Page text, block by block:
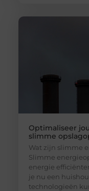
Optimaliseer
slimme
Wat zijn slimme
Slimme
energie
je nu een
technologieën